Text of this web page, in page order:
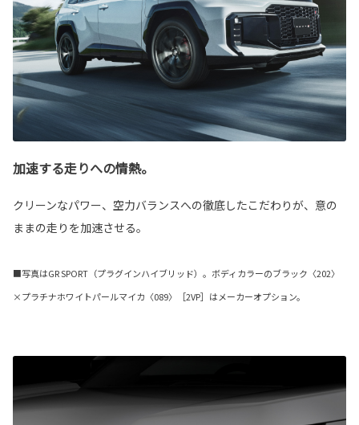
加速する走りへの情熱。
クリーンなパワー、空力バランスへの徹底したこだわりが、意の
ままの走りを加速させる。
■写真はGR SPORT（プラグインハイブリッド）。ボディカラーのブラック〈202〉
×プラチナホワイトパールマイカ〈089〉［2VP］はメーカーオプション。